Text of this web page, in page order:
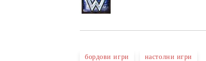
бордови игри настолни игри